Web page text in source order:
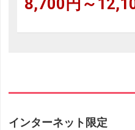
8,700円～
インターネット限定